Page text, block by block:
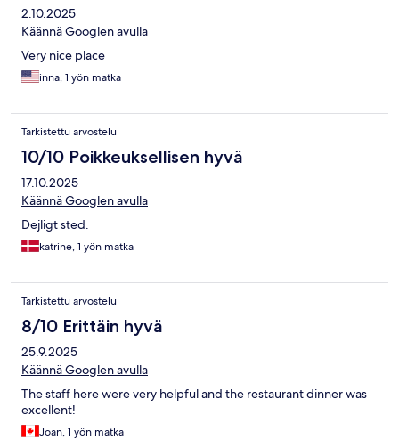
2.10.2025
Käännä Googlen avulla
Very nice place
inna, 1 yön matka
Tarkistettu arvostelu
10/10 Poikkeuksellisen hyvä
17.10.2025
Käännä Googlen avulla
Dejligt sted.
katrine, 1 yön matka
Tarkistettu arvostelu
8/10 Erittäin hyvä
25.9.2025
Käännä Googlen avulla
The staff here were very helpful and the restaurant dinner was
excellent!
Joan, 1 yön matka